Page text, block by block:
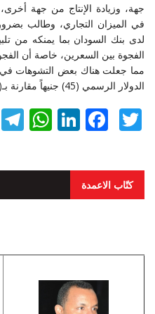
جهة، وزيادة الإنتاج من جهة
في الميزان التجاري، وطالب
لدى بنك السودان بما يمنكه من
الفجوة بين السعرين، خاصة أن
مما جعلت هناك بعض التشوهات
الدولار الرسمي (45) جنيهاً مقارنة بـ(80) جنيهاً بالسوق الموازي.
Twitter
كتّاب الاعمدة